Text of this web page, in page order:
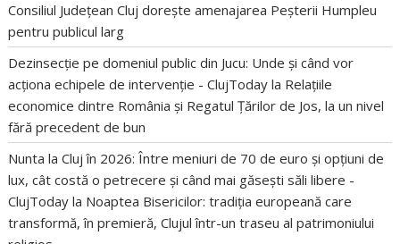
Consiliul Județean Cluj dorește amenajarea Peșterii Humpleu
pentru publicul larg
Dezinsecție pe domeniul public din Jucu: Unde și când vor
acționa echipele de intervenție - ClujToday la Relațiile
economice dintre România și Regatul Țărilor de Jos, la un nivel
fără precedent de bun
Nunta la Cluj în 2026: Între meniuri de 70 de euro și opțiuni de
lux, cât costă o petrecere și când mai găsești săli libere -
ClujToday la Noaptea Bisericilor: tradiția europeană care
transformă, în premieră, Clujul într-un traseu al patrimoniului